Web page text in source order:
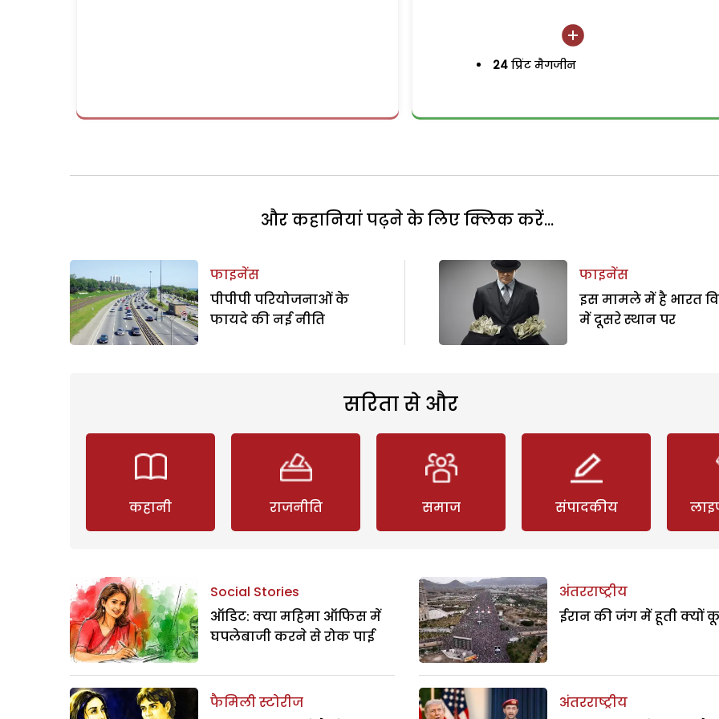
24 प्रिंट मैगजीन
और कहानियां पढ़ने के लिए क्लिक करें...
फाइनेंस
पीपीपी परियोजनाओं के
फायदे की नई नीति
फाइनेंस
इस मामले में है भारत
में दूसरे स्थान पर
सरिता से और
कहानी राजनीति समाज संपादकीय
Social Stories
ऑडिट: क्या महिमा ऑफिस में
घपलेबाजी करने से रोक पाई
फैमिली स्टोरीज
अंतरराष्ट्रीय
ईरान की जंग में हूती क्यों
अंतरराष्ट्रीय